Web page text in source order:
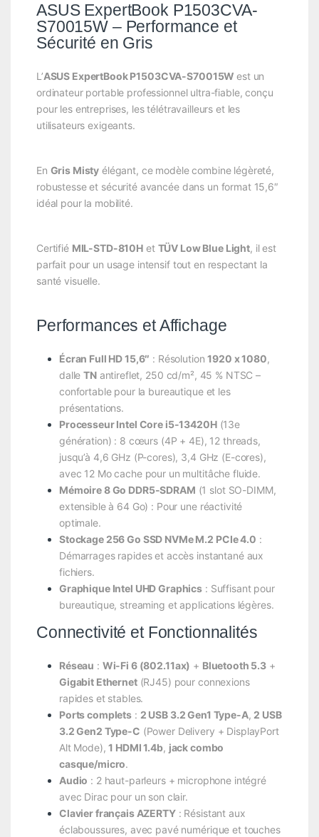
ASUS ExpertBook P1503CVA-
S70015W – Performance et
Sécurité en Gris
L’ASUS ExpertBook P1503CVA-S70015West un
ordinateur portable professionnel ultra-fiable, conçu
pour les entreprises, les télétravailleurs et les
utilisateurs exigeants.
En Gris Misty élégant, ce modèle combine légèreté,
robustesse et sécurité avancée dans un format 15,6″
idéal pour la mobilité.
Certifié MIL-STD-810H et TÜV Low Blue Light, il est
parfait pour un usage intensif tout en respectant la
santé visuelle.
Performances et Affichage
Écran Full HD 15,6″ : Résolution1920 x 1080,
dalleTNantireflet, 250 cd/m², 45 % NTSC –
confortable pour la bureautique et les
présentations.
Processeur Intel Core i5-13420H(13e
génération) : 8 cœurs (4P + 4E), 12 threads,
jusqu’à 4,6 GHz (P-cores), 3,4 GHz (E-cores),
avec 12 Mo cache pour un multitâche fluide.
Mémoire 8 Go DDR5-SDRAM (1 slot SO-DIMM,
extensible à 64 Go) : Pour une réactivité
optimale.
Stockage 256 Go SSD NVMe M.2 PCIe 4.0 :
Démarrages rapides et accès instantané aux
fichiers.
Graphique Intel UHD Graphics : Suffisant pour
bureautique, streaming et applications légères.
Connectivité et Fonctionnalités
Réseau : Wi-Fi 6 (802.11ax) + Bluetooth 5.3 +
Gigabit Ethernet(RJ45) pour connexions
rapides et stables.
Ports complets : 2 USB 3.2 Gen1 Type-A, 2 USB
3.2 Gen2 Type-C (Power Delivery + DisplayPort
Alt Mode),1 HDMI 1.4b, jack combo
casque/micro.
Audio : 2 haut-parleurs + microphone intégré
avec Dirac pour un son clair.
Clavier français AZERTY: Résistant aux
éclaboussures, avec pavé numérique et touches